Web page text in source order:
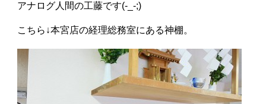
アナログ人間の工藤です(-_-;)
こちら↓本宮店の経理総務室にある神棚。